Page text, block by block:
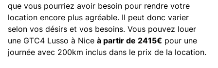
que vous pourriez avoir besoin pour rendre votre
location encore plus agréable. Il peut donc varier
selon vos désirs et vos besoins. Vous pouvez louer
une GTC4 Lusso à Nice à partir de 2415€ pour une
journée avec 200km inclus dans le prix de la location.